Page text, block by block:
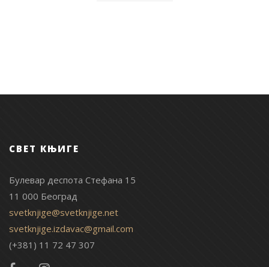
СВЕТ КЊИГЕ
Булевар деспота Стефана 15
11 000 Београд
svetknjige@svetknjige.net
svetknjige.izdavac@gmail.com
(+381) 11 72 47 307